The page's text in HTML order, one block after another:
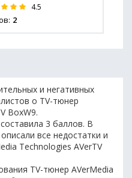
4.5
2
и негативных
о TV-тюнер
BoxW9.
3 баллов. В
все недостатки и
Technologies AVerTV
TV-тюнер AVerMedia